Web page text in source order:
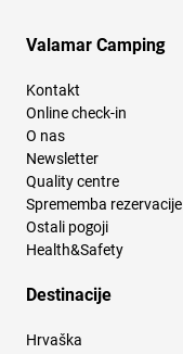
Valamar Camping
Kontakt
Online check-in
O nas
Newsletter
Quality centre
Sprememba rezervacije
Ostali pogoji
Health&Safety
Destinacije
Hrvaška